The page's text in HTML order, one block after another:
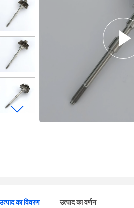
उत्पाद का विवरण उत्पाद का वर्णन